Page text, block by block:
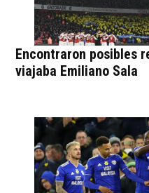
Encontraron posibles
viajaba Emiliano Sala